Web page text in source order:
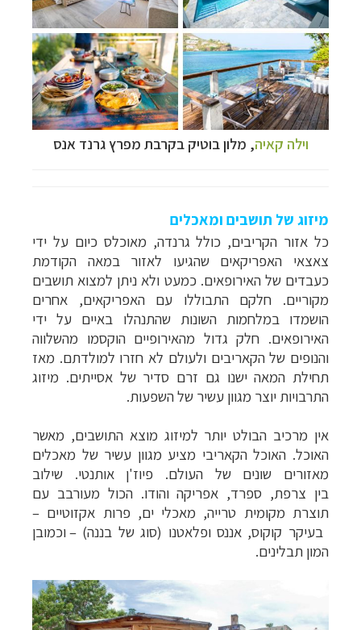
וילה קאיה, מלון בוטיק בקרבת מפרץ גרנד אנס
מיזוג של תושבים ומאכלים
כל אזור הקריבים, כולל גרנדה, מאוכלס כיום על ידי
צאצאי האפריקאים שהגיעו לאזור במאה הקודמת
כעבדים של האירופאים. כמעט ולא ניתן למצוא תושבים
מקוריים. חלקם התבוללו עם האפריקאים, אחרים
הושמדו במלחמות השונות שהתנהלו באיים על ידי
האירופאים. חלק גדול מהאירופיים הוקסמו מהשלווה
והנופים של הקאריבים ולעולם לא חזרו למולדתם. מאז
תחילת המאה ישנו גם זרם סדיר של אסייתים. מיזוג
התרבויות יוצר מגוון עשיר של השפעות.
אין מרכיב הבולט יותר למיזוג מוצא התושבים, מאשר
האוכל. האוכל הקאריבי מציע מגוון עשיר של מאכלים
מאזורים שונים של העולם. פיוז'ן אותנטי. שילוב
בין צרפת, ספרד, אפריקה והודו. הכול מעורבב עם
תוצרת מקומית טרייה, מאכלי ים, פרות אקזוטיים –
בעיקר קוקוס, אננס ופלאטנו (סוג של בננה) –וכמובן
המון תבלינים.
קרוזים והפלגות נופשלחצו לרשימת היעדים »
הפלגות לאנטארקטיקהלחצו לכל מסלולי ההפלגות »